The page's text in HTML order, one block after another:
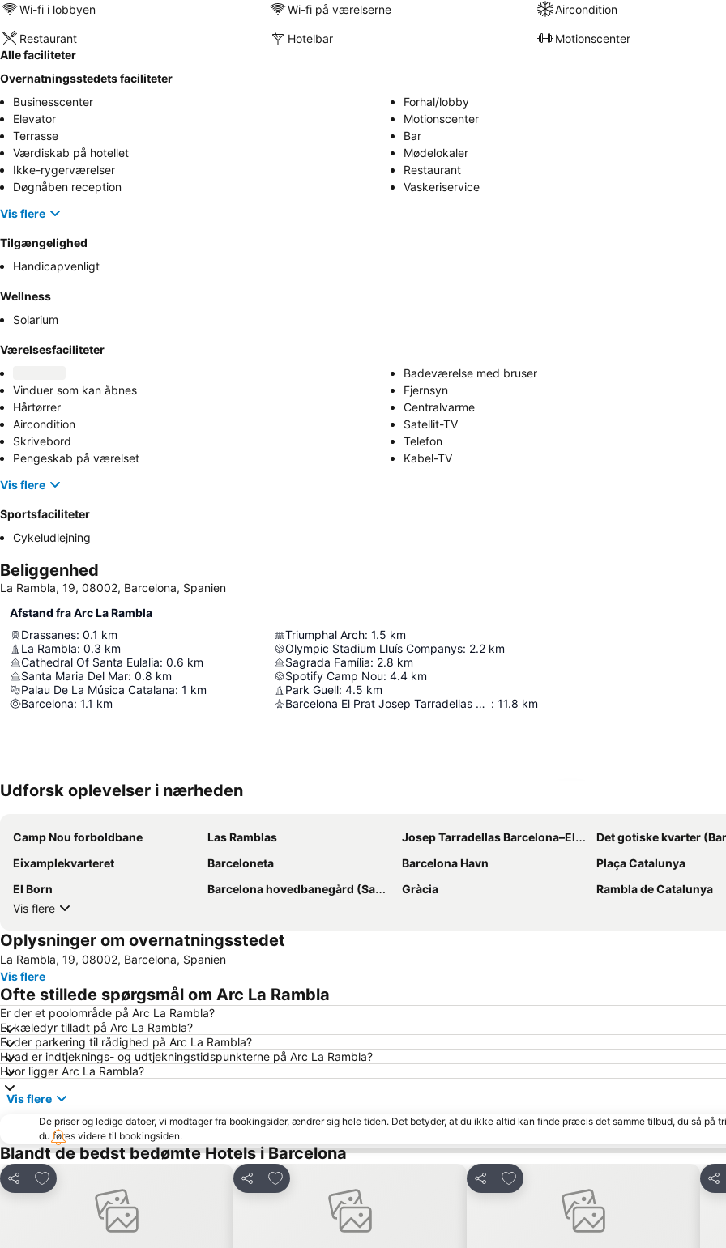
Wi-fi i lobbyen Wi-fi på værelserne Aircondition
Restaurant Hotelbar
Motionscenter
Alle faciliteter
Overnatningsstedets faciliteter
Businesscenter
Forhal/lobby
Elevator
Motionscenter
Terrasse
Bar
Værdiskab på hotellet
Mødelokaler
Ikke-rygerværelser
Restaurant
Døgnåben reception
Vaskeriservice
Vis flere
Tilgængelighed
Handicapvenligt
Wellness
Solarium
Værelsesfaciliteter
Badeværelse med bruser
Vinduer som kan åbnes
Fjernsyn
Hårtørrer
Centralvarme
Aircondition
Satellit-TV
Skrivebord
Telefon
Pengeskab på værelset
Kabel-TV
Vis flere
Sportsfaciliteter
Cykeludlejning
Beliggenhed
La Rambla, 19, 08002, Barcelona, Spanien
Afstand fra Arc La Rambla
Drassanes: 0.1 km
La Rambla: 0.3 km
Cathedral Of Santa Eulalia: 0.6 km
Santa Maria Del Mar: 0.8 km
Palau De La Música Catalana: 1 km
Barcelona: 1.1 km
Triumphal Arch: 1.5 km
Olympic Stadium Lluís Companys: 2.2 km
Sagrada Família: 2.8 km
Spotify Camp Nou: 4.4 km
Park Guell: 4.5 km
Barcelona El Prat Josep Tarradellas Airport : 11.8 km
Udforsk oplevelser i nærheden
Camp Nou forboldbane Las Ramblas Josep Tarradellas Barcelona–El Prat Airport
Det gotiske kvarter
Eixamplekvarteret
Barceloneta Barcelona Havn
Plaça Catalunya
El Born
Barcelona hovedbanegård (Sants) Gràcia
Rambla de Catalunya
Vis flere
Oplysninger om overnatningsstedet
La Rambla, 19, 08002, Barcelona, Spanien
Vis flere
Ofte stillede spørgsmål om Arc La Rambla
Er der et poolområde på Arc La Rambla?
Er kæledyr tilladt på Arc La Rambla?
Er der parkering til rådighed på Arc La Rambla?
Hvad er indtjeknings- og udtjekningstidspunkterne på Arc La Rambla?
Hvor ligger Arc La Rambla?
Vis flere
De priser og ledige datoer, vi modtager fra bookingsider, ændrer sig hele tiden. Det betyder, at du ikke altid kan finde præcis det samme tilbud, du så på
du føres videre til bookingsiden.
Blandt de bedst bedømte Hotels i Barcelona
Del
Føj til favoritter
Del
Føj til favoritter
Del
Føj til favoritter
Del